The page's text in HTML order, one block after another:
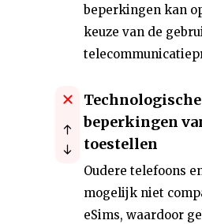
beperkingen kan
keuze van de
Technologische
beperkingen
toestellen
Oudere telefoons
mogelijk niet
eSims, waardoor